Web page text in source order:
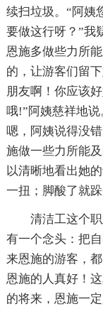
续扫垃圾。“阿姨
要做这行呀？”我
恩施多做些力所
的，让游客们留
朋友啊！你应该
哦!”阿姨慈祥地说
嗯，阿姨说得没
施做一些力所能
以清晰地看出她
一扭；脚酸了就跺
清洁工这个职
有一个念头：把
来恩施的游客，
恩施的人真好！
的将来，恩施一